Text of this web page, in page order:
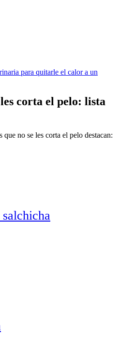
para quitarle el calor a un
corta el pelo: lista
que no se les corta el pelo destacan: